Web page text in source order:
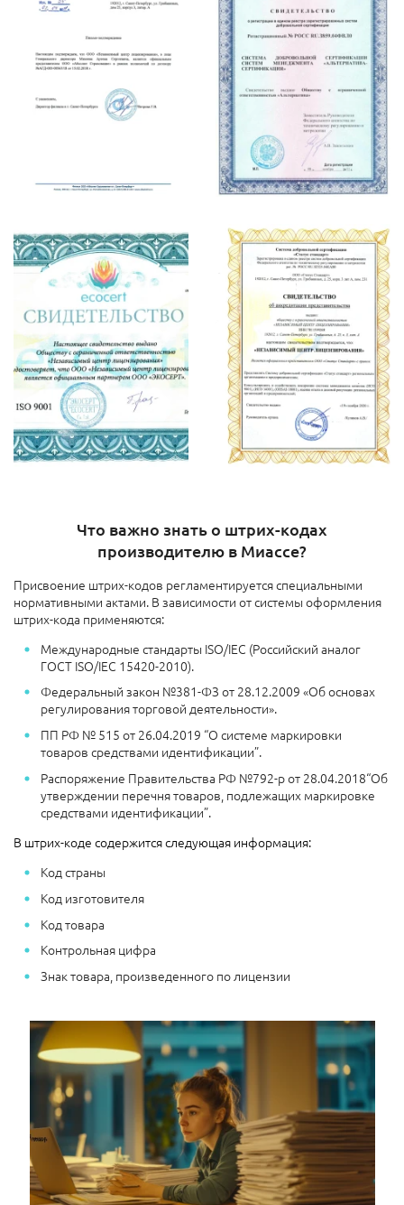
Что важно знать о штрих-кодах
производителю в Миассе?
Присвоение штрих-кодов регламентируется специальными
нормативными актами. В зависимости от системы оформления
штрих-кода применяются:
Международные стандарты ISO/IEC (Российский аналог
ГОСТ ISO/IEC 15420-2010).
Федеральный закон №381-ФЗ от 28.12.2009 «Об основах
регулирования торговой деятельности».
ПП РФ № 515 от 26.04.2019 “О системе маркировки
товаров средствами идентификации”.
Распоряжение Правительства РФ №792-р от 28.04.2018“Об
утверждении перечня товаров, подлежащих маркировке
средствами идентификации”.
В штрих-коде содержится следующая информация:
Код страны
Код изготовителя
Код товара
Контрольная цифра
Знак товара, произведенного по лицензии